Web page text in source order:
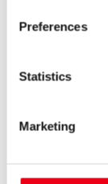
Preferences
Statistics
Marketing